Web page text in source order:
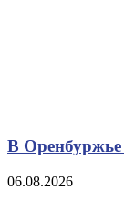
В Оренбуржье
06.08.2026